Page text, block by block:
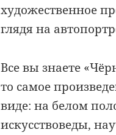
художественное
глядя на
Все вы знаете
то самое
виде: на белом
искусствоведы,